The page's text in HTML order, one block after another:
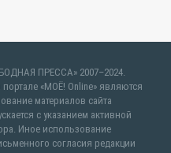
ПРЕССА» 2007–2024.
«МОЁ! Online» являются
материалов сайта
с указанием активной
Иное использование
согласия редакции